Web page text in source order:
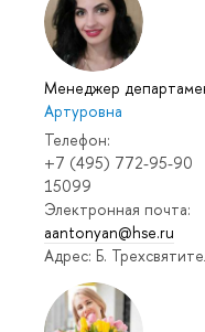
Менеджер
Артуровна
Телефон:
+7 (495) 772-95-90
15099
Электронная почта:
aantonyan@hse.ru
Адрес: Б.